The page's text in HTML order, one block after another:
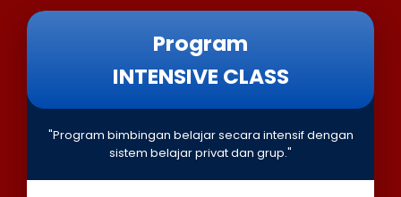
Program
INTENSIVE CLASS
"Program bimbingan belajar secara intensif dengan
sistem belajar privat dan grup."